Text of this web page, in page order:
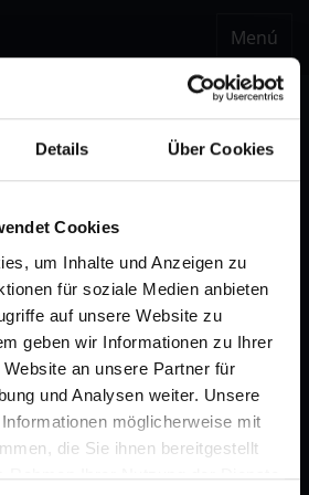
Details Über Cookies
Cookies
um Inhalte und Anzeigen zu
für soziale Medien anbieten
auf unsere Website zu
geben wir Informationen zu Ihrer
an unsere Partner für
und Analysen weiter. Unsere
möglicherweise mit
die Sie ihnen bereitgestellt
Rahmen Ihrer Nutzung der Dienste
Menú
de enviarle un correo
– Das Berlin-Musical".
venta comienza con diez